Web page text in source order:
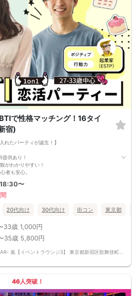
で性格マッチング！16タイ
宿)
れたパーティが誕生！】
供あり！
がわかりやすい！
者も安心。
能性もございます。
であらかじめご了承ください。
しください。10分以上の遅刻はご参加をお断り
〜
20代向け 30代向け 街コン 東京都
33歳 1,000円
35歳 5,800円
46人突破！